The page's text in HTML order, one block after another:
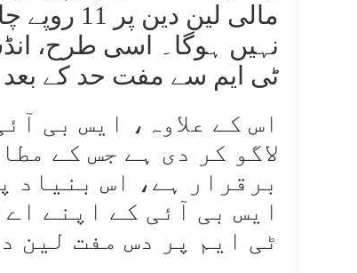
مالی
نہیں ہوگا۔ اسی طرح،
ٹی ایم سے مفت حد کے بعد ہر مالی لین
اس کے علاوہ، ایس بی
لاگو کر دی ہے جس کے
برقرار ہے، اس بنیاد
ایس بی آئی کے اپنے
ٹی ایم پر دس مفت لین